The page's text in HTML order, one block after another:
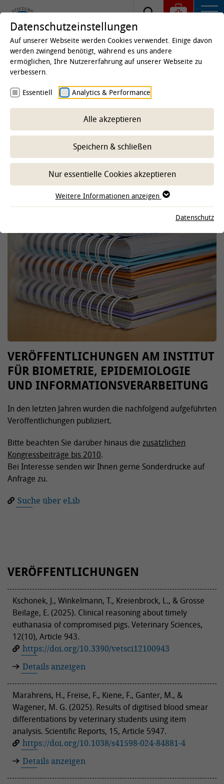
Startseite
Informationsverarbeitung
Publikationen
Veröffentlichungen
-- Unterbereich wählen --
VERÖFFENTLICHUNGEN AM INSTITUT
FÜR BIOMETRIE, EPIDEMIOLOGIE
UND INFORMATIONSVERARBEITUNG
In den letzten Jahren wurden die nachfolgend aufgeführten
Veröffentlichungen publiziert.
Bitte beachten Sie darüber hinaus die zusätzlichen
Kongressbeiträge bis 2010.
Bei Interesse senden wir Ihnen gerne Sonderdrucke auf
Anfrage zu.
Suche über eLib
VERÖFFENTLICHUNGEN
Kschonek, J., Winkelmann, T., Kreienbrock, L., & Grosse
Beilage, E. (2025). Clinical reasoning about timely
euthanasia of compromised pigs. Veterinary Sciences,
12(10), Article 943.
https://doi.org/10.3390/vetsci12100943
Details anzeigen
Marahrens, H., Freise, F., Kiene, F., Ganter, M., &
Wagener, M. G. (2025). Results of digitised blood smear
differentiations by veterinary students using item
analysis. Scientific Reports, 15, Article 5947.
https://doi.org/10.1038/s41598-024-84881-4
Details anzeigen
Datenschutzeinstellungen
Auf unserer Webseite werden Cookies verwendet. Einige davon
werden zwingend benötigt, während es uns andere
ermöglichen, Ihre Nutzererfahrung auf unserer Webseite zu
verbessern.
Essentiell Analytics & Performance
Alle akzeptieren
Speichern & schließen
Nur essentielle Cookies akzeptieren
Weitere Informationen anzeigen
Datenschutz